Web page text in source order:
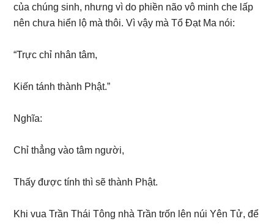
của chúng sinh, nhưng vì do phiền não vô minh che lấp
nên chưa hiển lộ mà thôi. Vì vậy mà Tổ Đạt Ma nói:
“Trực chỉ nhân tâm,
Kiến tánh thành Phật.”
Nghĩa:
Chỉ thẳng vào tâm người,
Thấy được tính thì sẽ thành Phật.
Khi vua Trần Thái Tông nhà Trần trốn lên núi Yên Tử, để